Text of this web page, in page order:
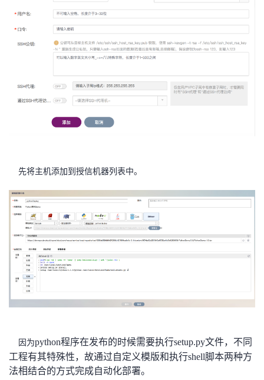
先将主机添加到授信机器列表中。
因为python程序在发布的时候需要执行setup.py文件，不同
工程有其特殊性，故通过自定义模版和执行shell脚本两种方
法相结合的方式完成自动化部署。